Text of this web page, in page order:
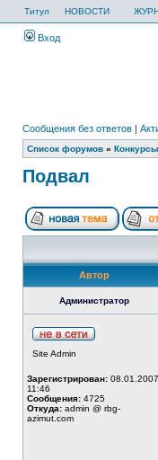
Титул НОВОСТИ
Вход
Сообщения без ответов |
Список форумов » Конкурсы
Подвал
Автор
Администратор
Site Admin
Зарегистрирован: 08.01.2007
11:46
Сообщения: 4725
Откуда: admin @ rbg-
azimut.com